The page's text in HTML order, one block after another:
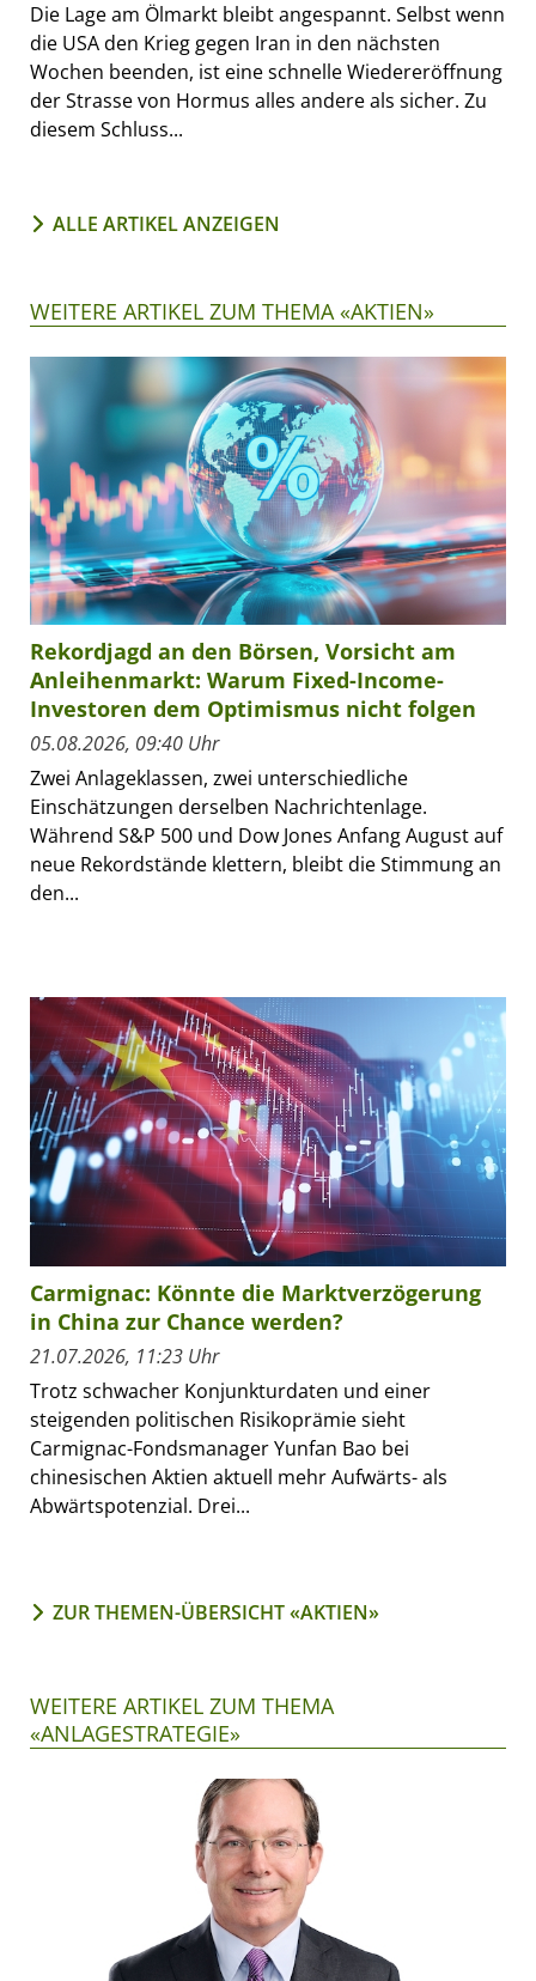
Die Lage am Ölmarkt bleibt angespannt. Selbst wenn
die USA den Krieg gegen Iran in den nächsten
Wochen beenden, ist eine schnelle Wiedereröffnung
der Strasse von Hormus alles andere als sicher. Zu
diesem Schluss...
ALLE ARTIKEL ANZEIGEN
WEITERE ARTIKEL ZUM THEMA «AKTIEN»
Rekordjagd an den Börsen, Vorsicht am
Anleihenmarkt: Warum Fixed-Income-
Investoren dem Optimismus nicht folgen
05.08.2026, 09:40 Uhr
Zwei Anlageklassen, zwei unterschiedliche
Einschätzungen derselben Nachrichtenlage.
Während S&P 500 und Dow Jones Anfang August auf
neue Rekordstände klettern, bleibt die Stimmung an
den...
Carmignac: Könnte die Marktverzögerung
in China zur Chance werden?
21.07.2026, 11:23 Uhr
Trotz schwacher Konjunkturdaten und einer
steigenden politischen Risikoprämie sieht
Carmignac-Fondsmanager Yunfan Bao bei
chinesischen Aktien aktuell mehr Aufwärts- als
Abwärtspotenzial. Drei...
ZUR THEMEN-ÜBERSICHT «AKTIEN»
WEITERE ARTIKEL ZUM THEMA
«ANLAGESTRATEGIE»